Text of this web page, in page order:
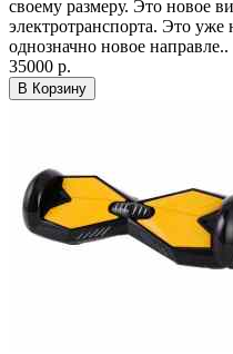
своему размеру. Это новое
электротранспорта. Это уже
однозначно новое направле..
35000 р.
В Корзину